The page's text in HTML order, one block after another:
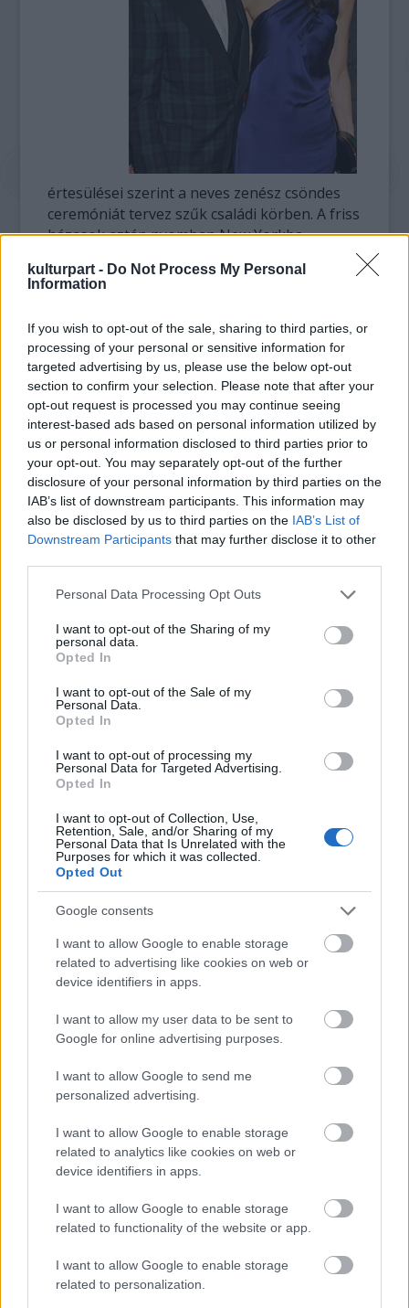
kulturpart - Do Not Process My Personal
Information
If you wish to opt-out of the sale, sharing to third parties, or
processing of your personal or sensitive information for
targeted advertising by us, please use the below opt-out
section to confirm your selection. Please note that after your
opt-out request is processed you may continue seeing
interest-based ads based on personal information utilized by
us or personal information disclosed to third parties prior to
your opt-out. You may separately opt-out of the further
disclosure of your personal information by third parties on the
IAB’s list of downstream participants. This information may
also be disclosed by us to third parties on the IAB’s List of
Downstream Participants that may further disclose it to other
Please note that this website/app uses one or more Google
not limited to your visit or usage behaviour. You may click to
grant or deny consent to Google and its third-party tags to
use your data for below specified purposes in below Google
consent section.
Personal Data Processing Opt Outs
I want to opt-out of the Sharing of my
personal data.
Opted In
I want to opt-out of the Sale of my
Personal Data.
Opted In
I want to opt-out of processing my
Personal Data for Targeted Advertising.
Opted In
I want to opt-out of Collection, Use,
Retention, Sale, and/or Sharing of my
Personal Data that Is Unrelated with the
Purposes for which it was collected.
Opted Out
Google consents
I want to allow Google to enable storage
related to advertising like cookies on web or
device identifiers in apps.
I want to allow my user data to be sent to
Google for online advertising purposes.
I want to allow Google to send me
personalized advertising.
I want to allow Google to enable storage
related to analytics like cookies on web or
device identifiers in apps.
I want to allow Google to enable storage
related to functionality of the website or app.
I want to allow Google to enable storage
related to personalization.
értesülései szerint a neves zenész csöndes
ceremóniát tervez szűk családi körben. A friss
házasok aztán nyomban New Yorkba
barátaik, valamint a Shevell família körében.
"Paul nagyon szereti Nancyt, de nem akar
nagy esküvőt" - idézte a 69 esztendős sztár
egy barátját a telegraph.co.uk.
McCartney második esküvője Heather
Millsszel 2002-ben fényes ceremónia
közepette zajlott. Az írországi Leslie-
kastélyban szervezett ünneplésre háromszáz
vendég volt hivatalos, a pompás partit pedig
ötperces tűzijáték koronázta meg. A pár
2008-ban vált el.
A zenész májusban kérte meg az 51
esztendős Shevell kezét, aki több mint húsz
Forrás: MTI
Beatles Esküvő Lavór
AZ EMBERSÉG ÜNNEPE
VILÁGZENÉK A LEGJOBB MINŐSÉGBEN
BÉRLETTEL A ZENEAKADÉMIÁRA